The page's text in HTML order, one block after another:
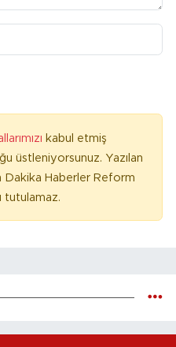
kabul etmiş
üstleniyorsunuz. Yazılan
Dakika Haberler Reform
tutulamaz.